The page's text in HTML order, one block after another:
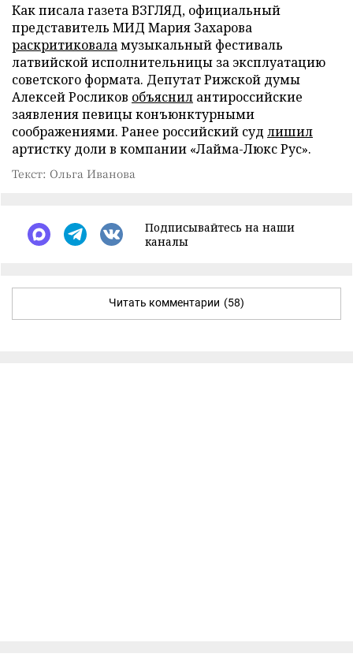
Как писала газета ВЗГЛЯД, официальный
представитель МИД Мария Захарова
раскритиковаламузыкальный фестиваль
латвийской исполнительницы за эксплуатацию
советского формата. Депутат Рижской думы
Алексей Росликов объяснил антироссийские
заявления певицы конъюнктурными
соображениями. Ранее российский суд лишил
артистку доли в компании «Лайма-Люкс Рус».
Текст: Ольга Иванова
Подписывайтесь на наши
каналы
Читать комментарии (58)